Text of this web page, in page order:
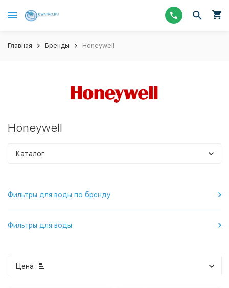
Главная Бренды Honeywell
Honeywell
Каталог
Фильтры для воды по бренду
Фильтры для воды
Цена